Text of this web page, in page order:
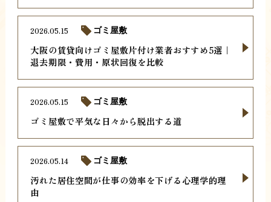
大阪の賃貸向けゴミ屋敷片付け業者おすすめ5選｜
退去期限・費用・原状回復を比較
2026.05.15 ゴミ屋敷
ゴミ屋敷で平気な日々から脱出する道
2026.05.15 ゴミ屋敷
汚れた居住空間が仕事の効率を下げる心理学的理
由
2026.05.14 ゴミ屋敷